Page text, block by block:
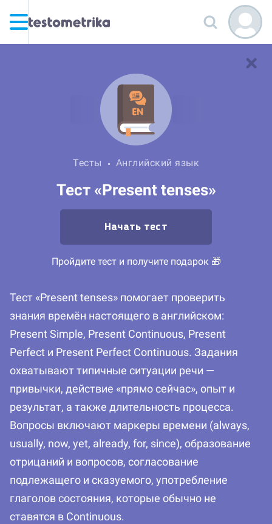
Тесты Английский язык
Тест «Present tenses»
Начать тест
Пройдите тест и получите подарок 🎁
Тест «Present tenses» помогает проверить
знания времён настоящего в английском:
Present Simple, Present Continuous, Present
Perfect и Present Perfect Continuous. Задания
охватывают типичные ситуации речи —
привычки, действие «прямо сейчас», опыт и
результат, а также длительность процесса.
Вопросы включают маркеры времени (always,
usually, now, yet, already, for, since), образование
отрицаний и вопросов, согласование
подлежащего и сказуемого, употребление
глаголов состояния, которые обычно не
ставятся в Continuous.